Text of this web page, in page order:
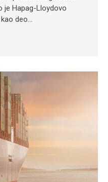
je Hapag-Lloydovo
deo…